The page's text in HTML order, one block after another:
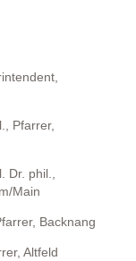
Pfarrer,
phil.,
Main
Backnang
Altfeld